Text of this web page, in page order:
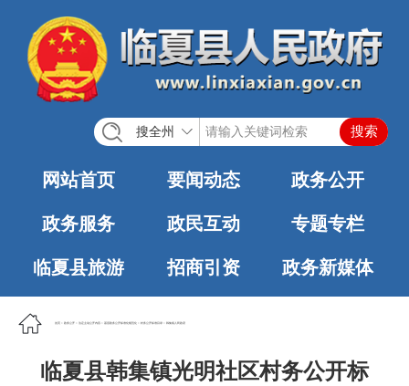
搜全州
网站首页 要闻动态 政务公开
政务服务 政民互动 专题专栏
临夏县旅游 招商引资 政务新媒体
首页 政务公开 法定主动公开内容 基层政务公开标准化规范化 村务公开标准目录 韩集镇人民政府
临夏县韩集镇光明社区村务公开标